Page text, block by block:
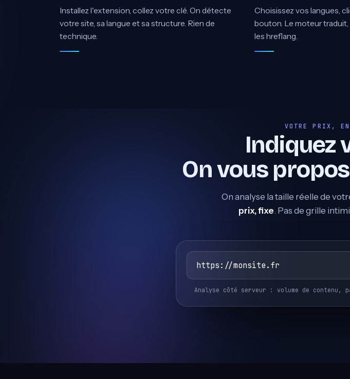
Installez l'extension, collez votre clé. On détecte
votre site, sa langue et sa structure. Rien de
technique.
Choisissez vos langues,
bouton. Le moteur
les hreflang.
VOTRE PRIX, EN
Indiquez
On vous
On analyse la taille réelle de
prix, fixe. Pas de grille
Analyse côté serveur : volume de contenu,